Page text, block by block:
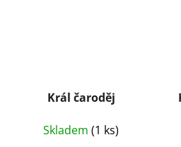
Král čaroděj
Skladem (1 ks)